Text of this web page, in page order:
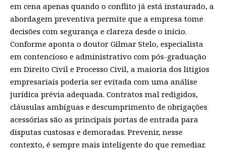
em cena apenas quando o conflito já está instaurado, a
abordagem preventiva permite que a empresa tome
decisões com segurança e clareza desde o início.
Conforme aponta o doutor Gilmar Stelo, especialista
em contencioso e administrativo com pós-graduação
em Direito Civil e Processo Civil, a maioria dos litígios
empresariais poderia ser evitada com uma análise
jurídica prévia adequada. Contratos mal redigidos,
cláusulas ambíguas e descumprimento de obrigações
acessórias são as principais portas de entrada para
disputas custosas e demoradas. Prevenir, nesse
contexto, é sempre mais inteligente do que remediar.